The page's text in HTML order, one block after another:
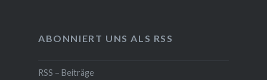
ABONNIERT UNS ALS RSS
RSS – Beiträge